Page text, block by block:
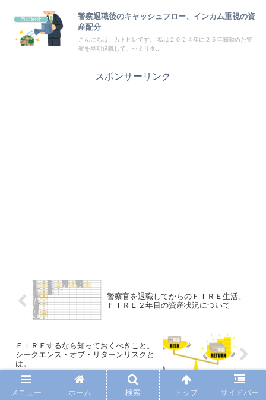
自己紹介
警察退職後のキャッシュフロー、インカム重視の資
産配分
こんにちは、カトヒレです。 私は２０２４年に２５年間勤めた警
察を早期退職して、セミリタ...
スポンサーリンク
警察官を退職してからのＦＩＲＥ生活。
ＦＩＲＥ２年目の資産状況について
ＦＩＲＥするなら知っておくべきこと。
シークエンス・オブ・リターンリスクと
は。
メニュー ホーム 検索 トップ サイドバー